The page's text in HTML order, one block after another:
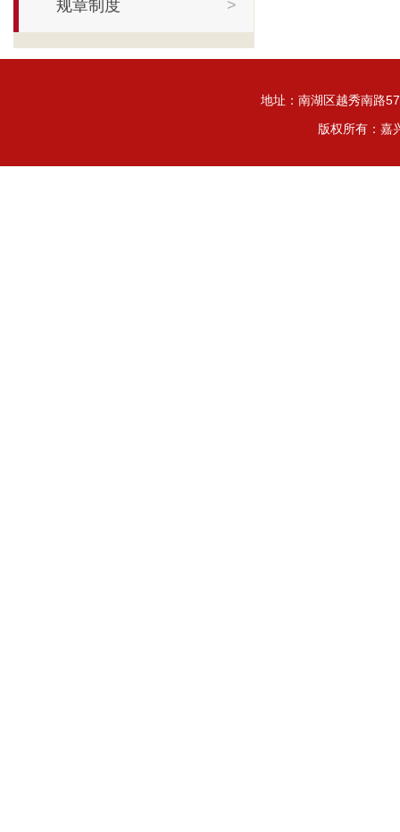
规章制度 >
地址：南湖区越秀南路
版权所有：